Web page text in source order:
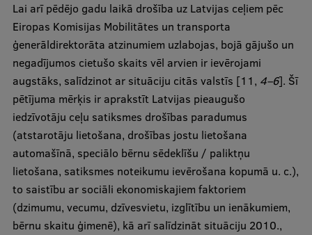
Mobile
galvenā
izvēlne
Maģistra studiju programmas
Doktorantūra
Rezidentūra
Uzņemšana
Praktiska informācija
Lai arī pēdējo gadu laikā drošība uz Latvijas ceļiem pēc
Eiropas Komisijas Mobilitātes un transporta
ģenerāldirektorāta atzinumiem uzlabojas, bojā gājušo un
negadījumos cietušo skaits vēl arvien ir ievērojami
augstāks, salīdzinot ar situāciju citās valstīs [11, 4–6]. Šī
pētījuma mērķis ir aprakstīt Latvijas pieaugušo
iedzīvotāju ceļu satiksmes drošības paradumus
(atstarotāju lietošana, drošības jostu lietošana
automašīnā, speciālo bērnu sēdeklīšu / paliktņu
lietošana, satiksmes noteikumu ievērošana kopumā u. c.),
to saistību ar sociāli ekonomiskajiem faktoriem
(dzimumu, vecumu, dzīvesvietu, izglītību un ienākumiem,
bērnu skaitu ģimenē), kā arī salīdzināt situāciju 2010.,